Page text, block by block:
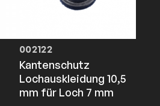
002122
Kantenschutz
Lochauskleidung 10,5
mm für Loch 7 mm